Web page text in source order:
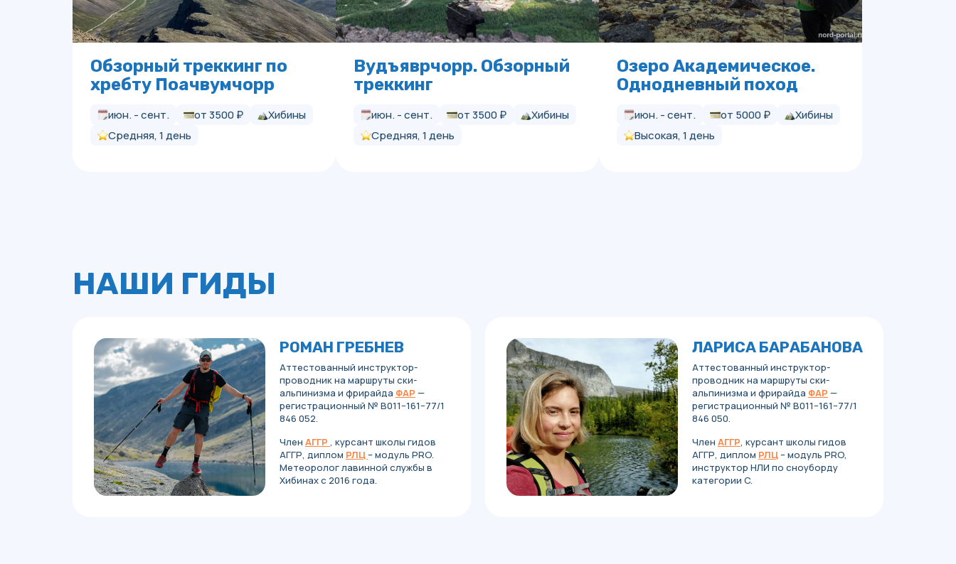
Обзорный треккинг по
хребту Поачвумчорр
июн. - сент. от 3500 ₽
Хибины
Средняя, 1 день
Вудъяврчорр. Обзорный
треккинг
июн. - сент. от 3500 ₽
Хибины
Средняя, 1 день
Озеро Академическое.
Однодневный поход
июн. - сент. от 5000 ₽
Хибины
Высокая, 1 день
РОМАН ГРЕБНЕВ
Аттестованный инструктор-
проводник на маршруты ски-
альпинизма и фрирайда ФАР —
регистрационный № B011−161−77/1
846 052.
Член АГГР , курсант школы гидов
АГГР, диплом РЛЦ– модуль PRO.
Метеоролог лавинной службы в
Хибинах с 2016 года.
ЛАРИСА БАРАБАНОВА
Аттестованный инструктор-
проводник на маршруты ски-
альпинизма и фрирайда ФАР —
регистрационный № В011−161−77/1
846 050.
Член АГГР, курсант школы гидов
АГГР, диплом РЛЦ– модуль PRO,
инструктор НЛИ по сноуборду
категории C.
НАШИ ГИДЫ